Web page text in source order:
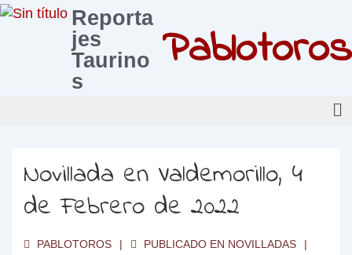
Reporta
jes
Taurino
s
Pablotoros
Novillada en Valdemorillo, 4
de Febrero de 2022
PABLOTOROS PUBLICADO EN NOVILLADAS